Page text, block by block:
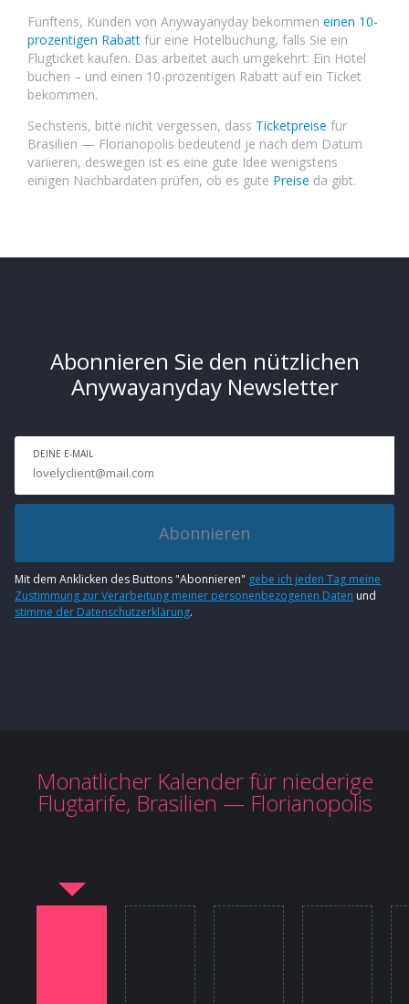
Fünftens, Kunden von Anywayanyday bekommen einen 10-
prozentigen Rabatt für eine Hotelbuchung, falls Sie ein
Flugticket kaufen. Das arbeitet auch umgekehrt: Ein Hotel
buchen – und einen 10-prozentigen Rabatt auf ein Ticket
bekommen.
Sechstens, bitte nicht vergessen, dass Ticketpreise für
Brasilien — Florianopolis bedeutend je nach dem Datum
variieren, deswegen ist es eine gute Idee wenigstens
einigen Nachbardaten prüfen, ob es gute Preise da gibt.
Abonnieren Sie den nützlichen
Anywayanyday Newsletter
DEINE E-MAIL
Abonnieren
Mit dem Anklicken des Buttons "Abonnieren" gebe ich jeden Tag meine
Zustimmung zur Verarbeitung meiner personenbezogenen Daten und
stimme der Datenschutzerklärung.
Monatlicher Kalender für niederige
Flugtarife, Brasilien — Florianopolis